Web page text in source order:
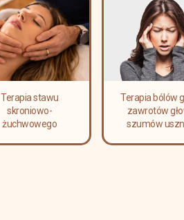
Terapia stawu
skroniowo-
żuchwowego
Terapia bólów
zawrotów
szumów